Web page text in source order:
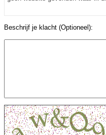
Beschrijf je klacht (Optioneel):